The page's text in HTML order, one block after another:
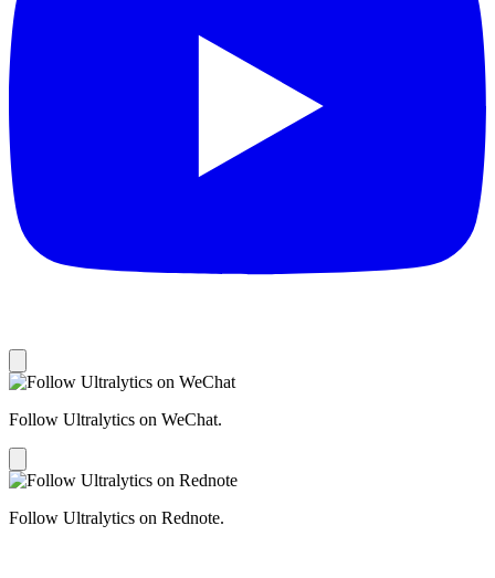
Follow Ultralytics on WeChat.
Follow Ultralytics on Rednote.